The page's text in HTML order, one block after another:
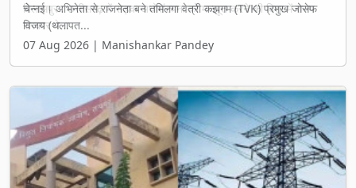
चेन्नई। अभिनेता से राजनेता बने तमिलगा वेत्री कझगम (TVK) प्रमुख जोसेफ
विजय (थलापत...
07 Aug 2026 | Manishankar Pandey